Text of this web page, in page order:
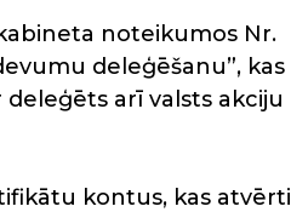
noteikumos Nr.
deleģēšanu”, kas
arī valsts akciju
kontus, kas atvērti